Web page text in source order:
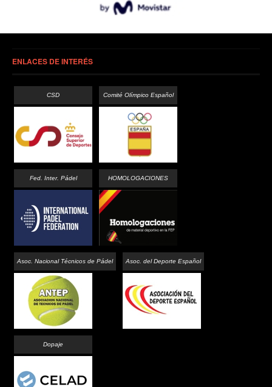
ENLACES DE INTERÉS
CSD Comité Olímpico Español
Fed. Inter. Pádel HOMOLOGACIONES
Asoc. Nacional Técnicos de Pádel Asoc. del Deporte Español
Dopaje